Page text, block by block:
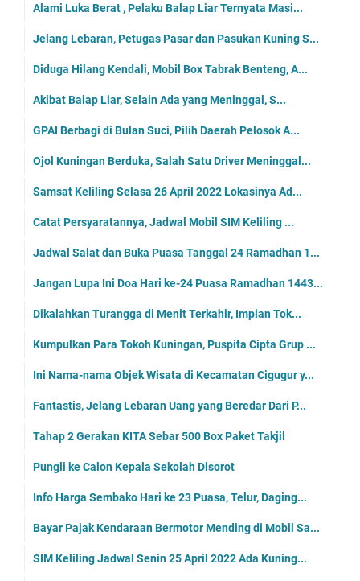
Alami Luka Berat , Pelaku Balap Liar Ternyata Masi...
Jelang Lebaran, Petugas Pasar dan Pasukan Kuning S...
Diduga Hilang Kendali, Mobil Box Tabrak Benteng, A...
Akibat Balap Liar, Selain Ada yang Meninggal, S...
GPAI Berbagi di Bulan Suci, Pilih Daerah Pelosok A...
Ojol Kuningan Berduka, Salah Satu Driver Meninggal...
Samsat Keliling Selasa 26 April 2022 Lokasinya Ad...
Catat Persyaratannya, Jadwal Mobil SIM Keliling ...
Jadwal Salat dan Buka Puasa Tanggal 24 Ramadhan 1...
Jangan Lupa Ini Doa Hari ke-24 Puasa Ramadhan 1443...
Dikalahkan Turangga di Menit Terkahir, Impian Tok...
Kumpulkan Para Tokoh Kuningan, Puspita Cipta Grup ...
Ini Nama-nama Objek Wisata di Kecamatan Cigugur y...
Fantastis, Jelang Lebaran Uang yang Beredar Dari P...
Tahap 2 Gerakan KITA Sebar 500 Box Paket Takjil
Pungli ke Calon Kepala Sekolah Disorot
Info Harga Sembako Hari ke 23 Puasa, Telur, Daging...
Bayar Pajak Kendaraan Bermotor Mending di Mobil Sa...
SIM Keliling Jadwal Senin 25 April 2022 Ada Kuning...